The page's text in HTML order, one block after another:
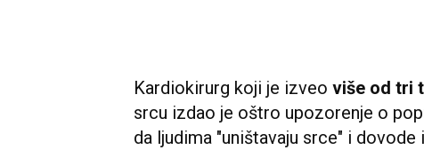
Kardiokirurg koji je izveo više od tri
srcu izdao je oštro upozorenje o
da ljudima "uništavaju srce" i